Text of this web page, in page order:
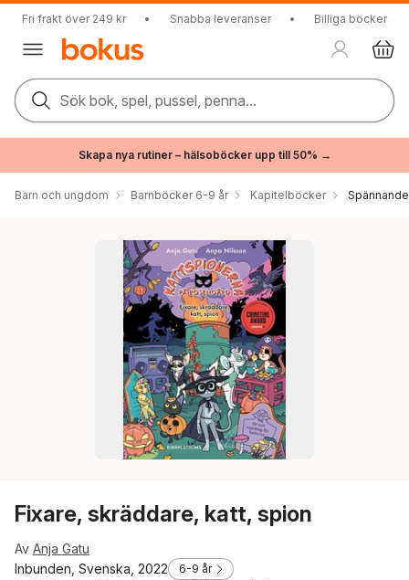
Fri frakt över 249 kr • Snabba leveranser • Billiga böcker
Sök bok, spel, pussel, penna...
Skapa nya rutiner – hälsoböcker upp till 50% →
Barn och ungdom Barnböcker 6-9 år Kapitelböcker
Fixare, skräddare, katt, spion
Av Anja Gatu
Inbunden, Svenska, 2022
6-9 år